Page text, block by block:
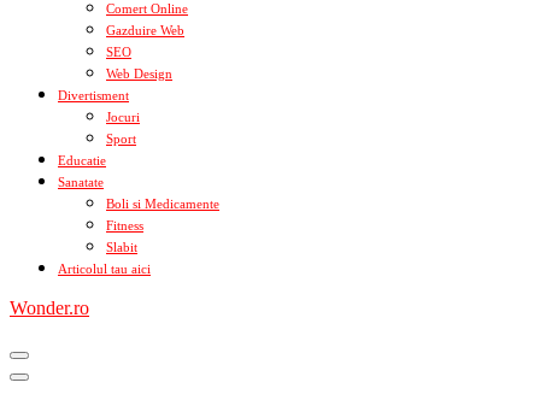
Comert Online
Gazduire Web
SEO
Web Design
Divertisment
Jocuri
Sport
Educatie
Sanatate
Boli si Medicamente
Fitness
Slabit
Articolul tau aici
Wonder.ro